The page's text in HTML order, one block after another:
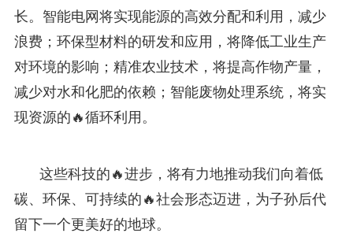
长。智能电网将实现能源的高效分配和利用，减少
浪费；环保型材料的研发和应用，将降低工业生产
对环境的影响；精准农业技术，将提高作物产量，
减少对水和化肥的依赖；智能废物处理系统，将实
现资源的🔥循环利用。
这些科技的🔥进步，将有力地推动我们向着低
碳、环保、可持续的🔥社会形态迈进，为子孙后代
留下一个更美好的地球。